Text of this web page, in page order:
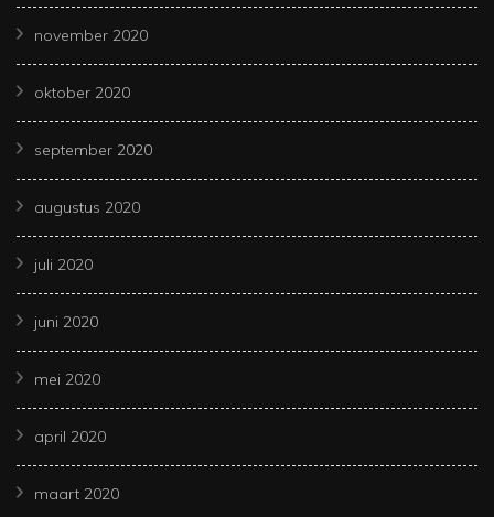
november 2020
oktober 2020
september 2020
augustus 2020
juli 2020
juni 2020
mei 2020
april 2020
maart 2020